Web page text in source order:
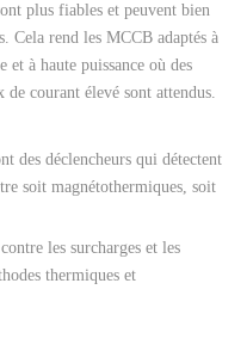
plus fiables et peuvent bien
Cela rend les MCCB adaptés à
à haute puissance où des
courant élevé sont attendus.
des déclencheurs qui détectent
soit magnétothermiques, soit
les surcharges et les
thermiques et